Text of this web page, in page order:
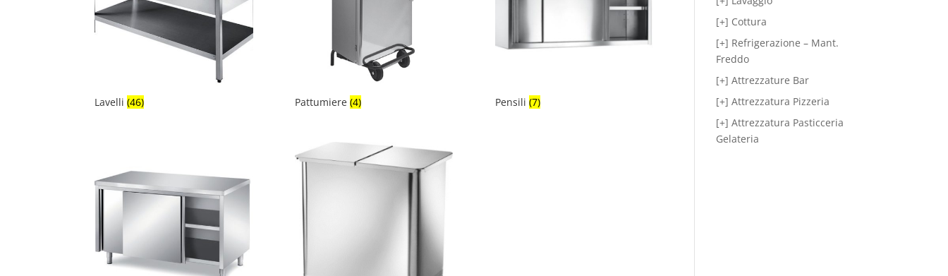
Lavelli(46) Pattumiere (4) Pensili (7)
[+] Cottura
[+] Refrigerazione – Mant.
Freddo
[+] Attrezzature Bar
[+] Attrezzatura Pizzeria
[+] Attrezzatura Pasticceria
Gelateria